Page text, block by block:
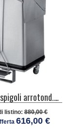
Tramoggia spigoli arrotond.c/ coperchio pedale-carrel-cap. 60 l.mm 395x335x 610h
listino: 880,00 €
616,00 €